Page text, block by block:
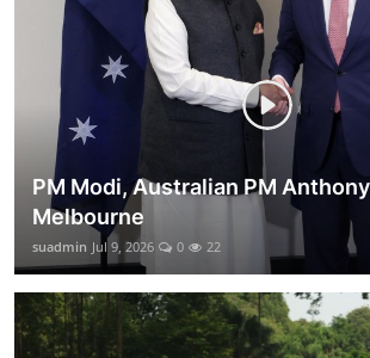
PM Modi, Australian PM
Melbourne
suadmin Jul 9, 2026 0 22